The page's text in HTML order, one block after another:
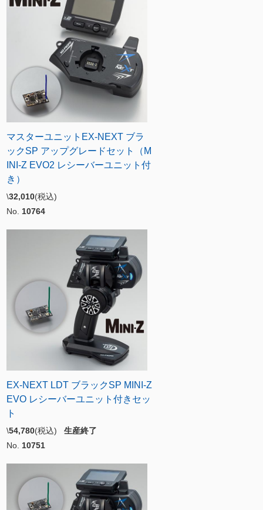
マスターユニットEX-NEXT ブラ
ックSP アップグレードセット（M
INI-Z EVO2 レシーバーユニット付
き）
\32,010(税込)
No. 10764
EX-NEXT LDT ブラックSP MINI-Z
EVO レシーバーユニット付きセッ
ト
\54,780(税込) 生産終了
No. 10751